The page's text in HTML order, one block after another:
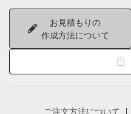
お見積もりの
作成方法について
ご注文方法について